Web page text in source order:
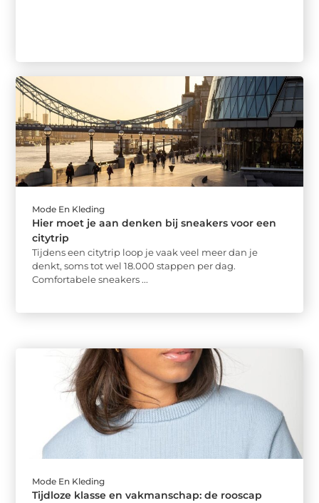
Mode En Kleding
Hier moet je aan denken bij sneakers voor een
citytrip
Tijdens een citytrip loop je vaak veel meer dan je
denkt, soms tot wel 18.000 stappen per dag.
Comfortabele sneakers ...
Mode En Kleding
Tijdloze klasse en vakmanschap: de rooscap